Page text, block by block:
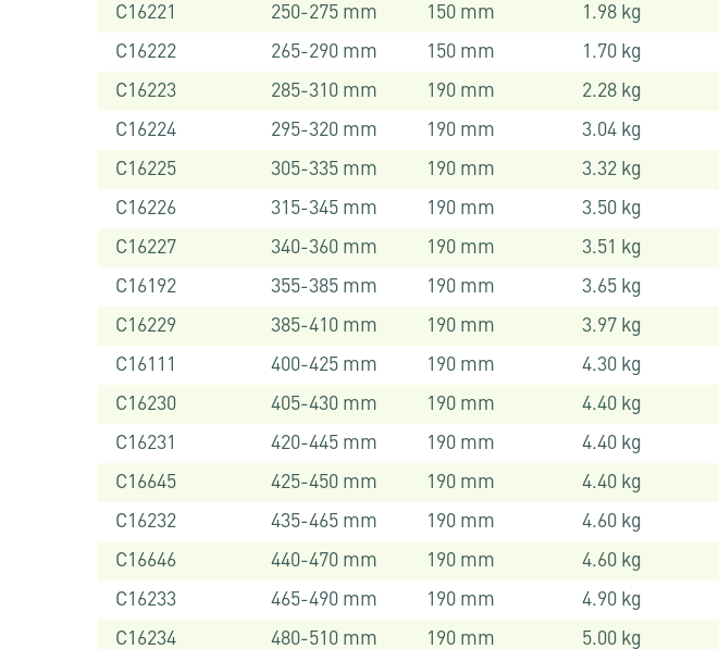
C16221
250-275 mm 150 mm 1.98 kg
C16222
265-290 mm 150 mm 1.70 kg
C16223
285-310 mm 190 mm 2.28 kg
C16224
295-320 mm 190 mm 3.04 kg
C16225
305-335 mm 190 mm 3.32 kg
C16226
315-345 mm 190 mm 3.50 kg
C16227
340-360 mm 190 mm 3.51 kg
C16192
355-385 mm 190 mm 3.65 kg
C16229
385-410 mm 190 mm 3.97 kg
C16111
400-425 mm 190 mm 4.30 kg
C16230
405-430 mm 190 mm 4.40 kg
C16231
420-445 mm 190 mm 4.40 kg
C16645
425-450 mm 190 mm 4.40 kg
C16232
435-465 mm 190 mm 4.60 kg
C16646
440-470 mm 190 mm 4.60 kg
C16233
465-490 mm 190 mm 4.90 kg
C16234
480-510 mm 190 mm 5.00 kg